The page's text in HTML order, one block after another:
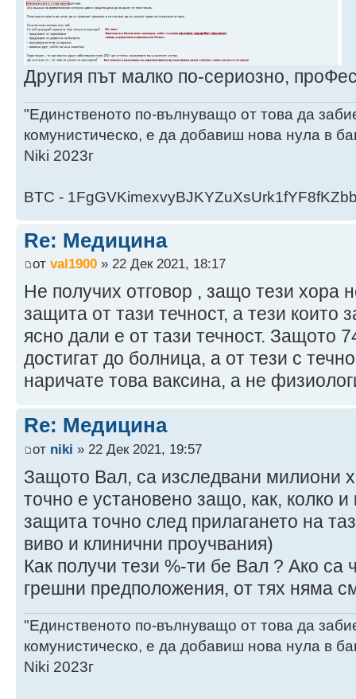
Другия път малко по-сериозно,
"Единственото по-вълнуващо от това да
комунистическо, е да добавиш нова нула в
Niki 2023г
BTC -
Re: Медицина
от val1900 » 22 Дек 2021, 18:17
Не получих отговор , защо тези хора
защита от тази течност, а тези които
ясно дали е от тази течност. Защото
достигат до болница, а от тези с
наричате това ваксина, а не
Re: Медицина
от niki » 22 Дек 2021, 19:57
Защото Вал, са изследвани милиони
точно е установено защо, как, колко и
защита точно след прилагането на
виво и клинични проучвания)
Как получи тези %-ти бе Вал ? Ако са
грешни предположения, от тях няма
"Единственото по-вълнуващо от това да
комунистическо, е да добавиш нова нула в
Niki 2023г